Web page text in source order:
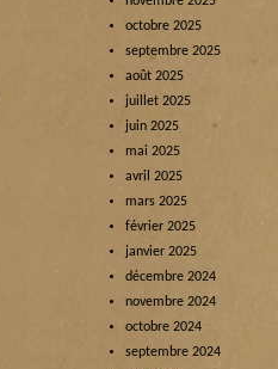
octobre 2025
septembre 2025
août 2025
juillet 2025
juin 2025
mai 2025
avril 2025
mars 2025
février 2025
janvier 2025
décembre 2024
novembre 2024
octobre 2024
septembre 2024